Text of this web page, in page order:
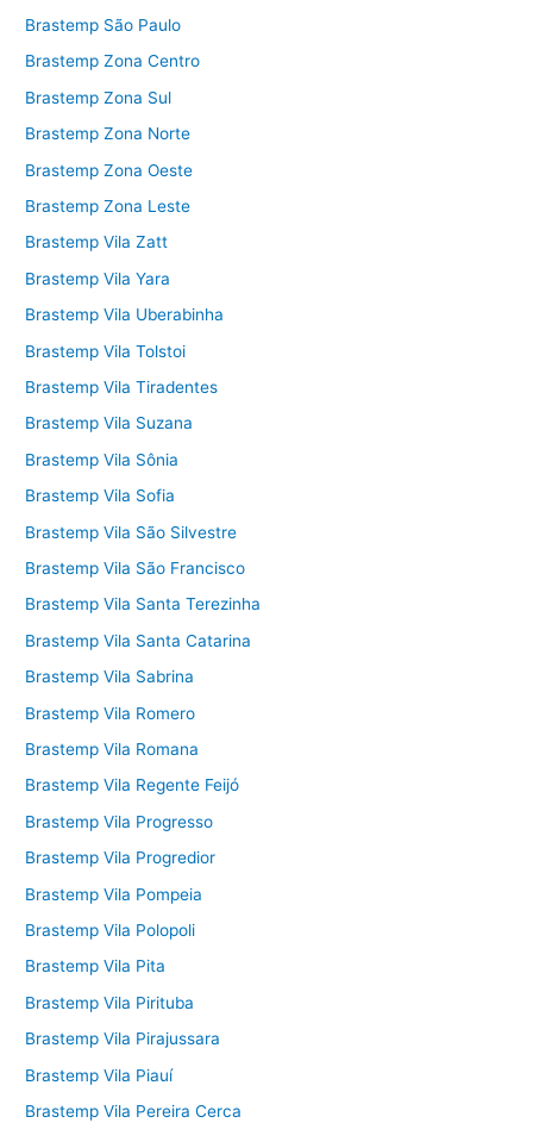
Brastemp São Paulo
Brastemp Zona Centro
Brastemp Zona Sul
Brastemp Zona Norte
Brastemp Zona Oeste
Brastemp Zona Leste
Brastemp Vila Zatt
Brastemp Vila Yara
Brastemp Vila Uberabinha
Brastemp Vila Tolstoi
Brastemp Vila Tiradentes
Brastemp Vila Suzana
Brastemp Vila Sônia
Brastemp Vila Sofia
Brastemp Vila São Silvestre
Brastemp Vila São Francisco
Brastemp Vila Santa Terezinha
Brastemp Vila Santa Catarina
Brastemp Vila Sabrina
Brastemp Vila Romero
Brastemp Vila Romana
Brastemp Vila Regente Feijó
Brastemp Vila Progresso
Brastemp Vila Progredior
Brastemp Vila Pompeia
Brastemp Vila Polopoli
Brastemp Vila Pita
Brastemp Vila Pirituba
Brastemp Vila Pirajussara
Brastemp Vila Piauí
Brastemp Vila Pereira Cerca